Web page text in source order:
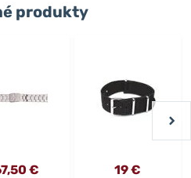
produkty
€ 19 €